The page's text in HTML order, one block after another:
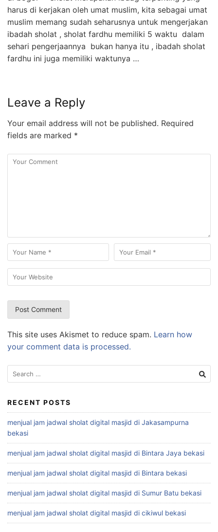
harus di kerjakan oleh umat muslim, kita sebagai umat
muslim memang sudah seharusnya untuk mengerjakan
ibadah sholat , sholat fardhu memiliki 5 waktu dalam
sehari pengerjaannya bukan hanya itu , ibadah sholat
fardhu ini juga memiliki waktunya …
Leave a Reply
Your email address will not be published. Required
fields are marked *
This site uses Akismet to reduce spam. Learn how
your comment data is processed.
Search
for:
RECENT POSTS
menjual jam jadwal sholat digital masjid di Jakasampurna
bekasi
menjual jam jadwal sholat digital masjid di Bintara Jaya bekasi
menjual jam jadwal sholat digital masjid di Bintara bekasi
menjual jam jadwal sholat digital masjid di Sumur Batu bekasi
menjual jam jadwal sholat digital masjid di cikiwul bekasi